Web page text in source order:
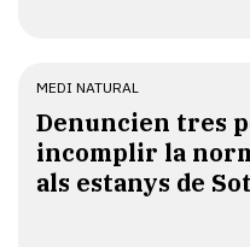
MEDI NATURAL
Denuncien tres
incomplir la
als estanys de